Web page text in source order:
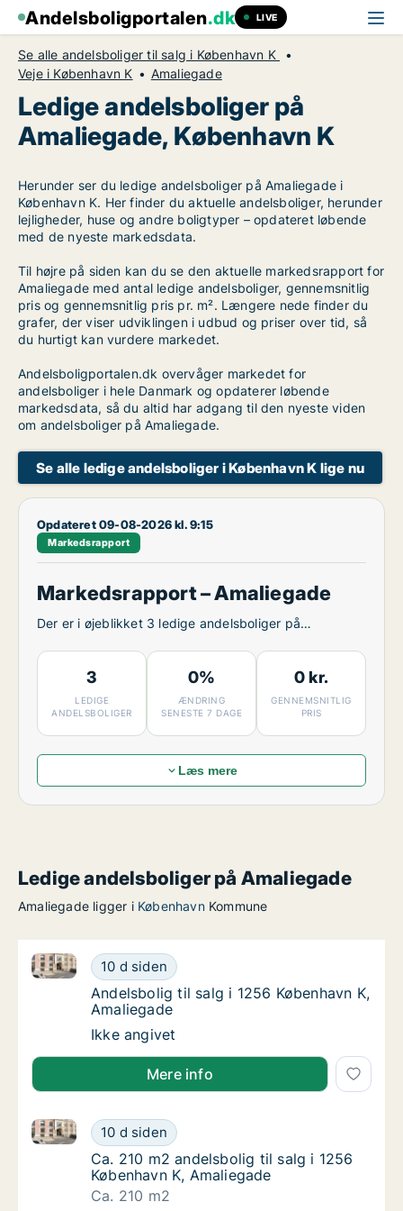
Andelsboligportalen.dk LIVE
Se alle andelsboliger til salg i København K
Veje i København K
Amaliegade
Ledige andelsboliger på
Amaliegade, København K
Herunder ser du ledige andelsboliger på Amaliegade i
København K. Her finder du aktuelle andelsboliger, herunder
lejligheder, huse og andre boligtyper – opdateret løbende
med de nyeste markedsdata.
Til højre på siden kan du se den aktuelle markedsrapport for
Amaliegade med antal ledige andelsboliger, gennemsnitlig
pris og gennemsnitlig pris pr. m². Længere nede finder du
grafer, der viser udviklingen i udbud og priser over tid, så
du hurtigt kan vurdere markedet.
Andelsboligportalen.dk overvåger markedet for
andelsboliger i hele Danmark og opdaterer løbende
markedsdata, så du altid har adgang til den nyeste viden
om andelsboliger på Amaliegade.
Se alle ledige andelsboliger i København K lige nu
Opdateret 09-08-2026 kl. 9:15
Markedsrapport
Markedsrapport – Amaliegade
Der er i øjeblikket 3 ledige andelsboliger på
3
LEDIGE
ANDELSBOLIGER
0%
ÆNDRING
SENESTE 7 DAGE
0 kr.
GENNEMSNITLIG
PRIS
Læs mere
Ledige andelsboliger på Amaliegade
Amaliegade ligger i KøbenhavnKommune
Andelsbolig til salg i 1256 København K,
10 d siden
Andelsbolig til salg i 1256 København K, Amaliegade
Andelsbolig til salg i 1256 København K,
Andelsbolig til salg i 1256 København K,
Amaliegade
Andelsbolig til salg i 1256 København K,
Ikke angivet
Mere info
Ca. 210 m2 andelsbolig til salg i 1256
10 d siden
Ca. 210 m2 andelsbolig til salg i 1256 København K,
Ca. 210 m2 andelsbolig til salg i 1256
Ca. 210 m2 andelsbolig til salg i 1256
København K, Amaliegade
Ca. 210 m2